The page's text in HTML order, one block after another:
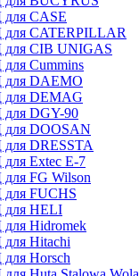
для CASE
для CATERPILLAR
для CIB UNIGAS
Cummins
для DAEMO
для DEMAG
для DGY-90
для DOOSAN
DRESSTA
Extec E-7
FG Wilson
FUCHS
для HELI
Hidromek
Hitachi
Horsch